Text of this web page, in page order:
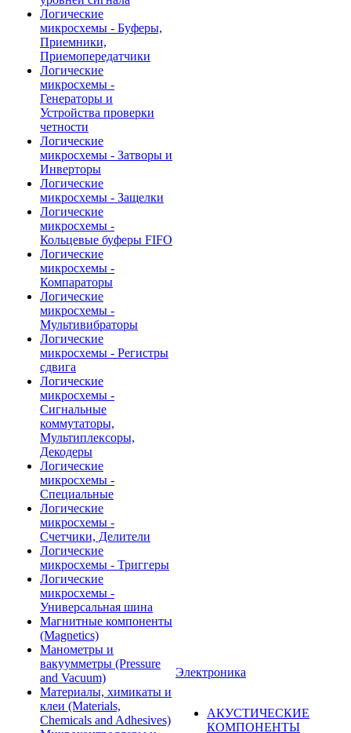
Логические
микросхемы - Буферы,
Приемники,
Приемопередатчики
Логические
микросхемы -
Генераторы и
Устройства проверки
четности
Логические
микросхемы - Затворы и
Инверторы
Логические
микросхемы - Защелки
Логические
микросхемы -
Кольцевые буферы FIFO
Логические
микросхемы -
Компараторы
Логические
микросхемы -
Мультивибраторы
Логические
микросхемы - Регистры
сдвига
Логические
микросхемы -
Сигнальные
коммутаторы,
Мультиплексоры,
Декодеры
Логические
микросхемы -
Специальные
Логические
микросхемы -
Счетчики, Делители
Логические
микросхемы - Триггеры
Логические
микросхемы -
Универсальная шина
Магнитные компоненты
(Magnetics)
Манометры и
вакуумметры (Pressure
and Vacuum)
Материалы, химикаты и
клеи (Materials,
Chemicals and Adhesives)
Электроника
АКУСТИЧЕСКИЕ
КОМПОНЕНТЫ